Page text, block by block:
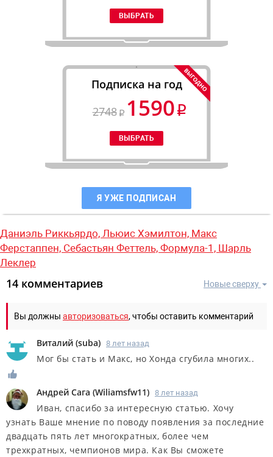
Подписка на год
2748
1590
Я УЖЕ ПОДПИСАН
Даниэль Риккьярдо, Льюис Хэмилтон, Макс
Ферстаппен, Себастьян Феттель, Формула-1, Шарль
Леклер
Новые сверху
14 комментариев
Вы должны авторизоваться, чтобы оставить комментарий
Виталий (suba) 8 лет назад
Мог бы стать и Макс, но Хонда сгубила многих..
Андрей Сага (Wiliamsfw11) 8 лет назад
Иван, спасибо за интересную статью. Хочу
узнать Ваше мнение по поводу появления за последние
двадцать пять лет многократных, более чем
трехкратных, чемпионов мира. Как Вы сможете